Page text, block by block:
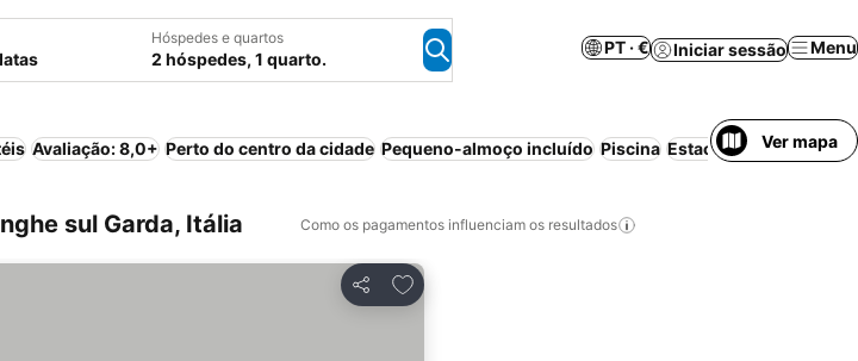
Hóspedes e quartos
2 hóspedes, 1 quarto.
PT · € Iniciar sessão Menu
Avaliação: 8,0+ Perto do centro da cidade Pequeno-almoço incluído Piscina EstacionamentoVer mapa
sul Garda, Itália Como os pagamentos influenciam os resultados
Partilhar
Adicionar aos favoritos